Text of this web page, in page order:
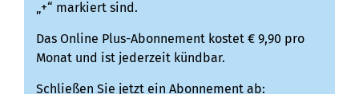
„+“ markiert sind.
Das Online Plus-Abonnement kostet € 9,90 pro
Monat und ist jederzeit kündbar.
Schließen Sie jetzt ein Abonnement ab: